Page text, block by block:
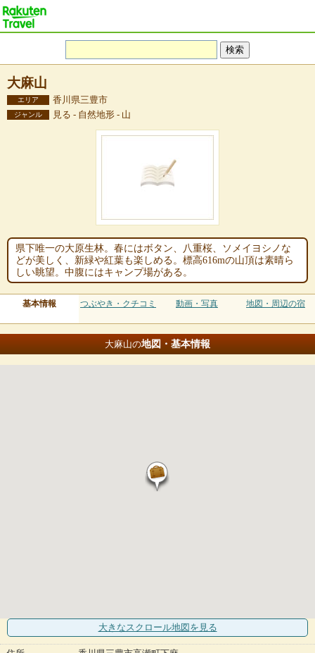
大麻山
エリア 香川県三豊市
ジャンル 見る - 自然地形 - 山
県下唯一の大原生林。春にはボタン、八重桜、ソメイヨシノな
どが美しく、新緑や紅葉も楽しめる。標高616mの山頂は素晴ら
しい眺望。中腹にはキャンプ場がある。
基本情報 つぶやき・クチコミ 動画・写真 地図・周辺の宿
大麻山の地図・基本情報
大きなスクロール地図 を見る